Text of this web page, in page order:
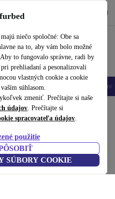
niečo spoločné: Obe sa
na to, aby vám bolo možné
to fungovalo správne, radi by
prehliadaní a pesonalizovali
vlastných cookie a cookie
súhlasom.
zmeniť. Prečítajte si naše
údajov. Prečítajte si
spracovateľa údajov.
použitie
SÚBORY COOKIE
Inteligentné hodinky
vľavo Maya